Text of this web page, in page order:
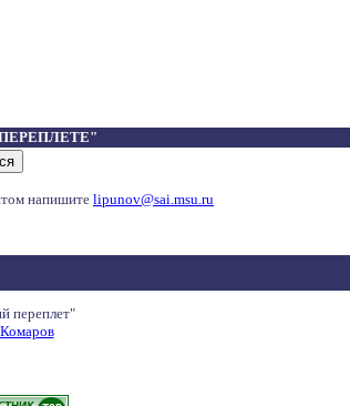
напишитеlipunov@sai.msu.ru
переплет"